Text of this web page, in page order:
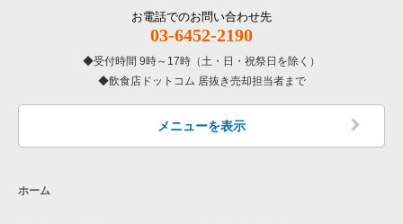
その他の居抜き売却物件の案件一覧
京都府の洋食の居抜き売却物件の案件一覧
京都府のその他の居抜き売却物件の案件一覧
お電話でのお問い合わせ先
03-6452-2190
受付時間 9時～17時（土・日・祝祭日を除く）
飲食店ドットコム 居抜き売却担当者まで
メニューを表示
ホーム